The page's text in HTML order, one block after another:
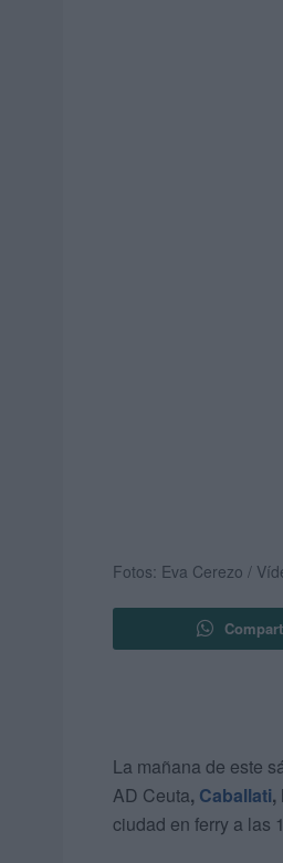
Fotos: Eva Cerezo /
La mañana de este
AD Ceuta, Caballati,
ciudad en ferry a las